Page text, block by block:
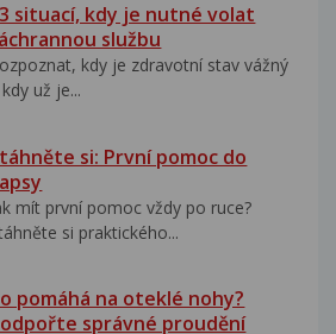
situací, kdy je nutné volat
službu
kdy je zdravotní stav vážný
už je...
si: První pomoc do
mít první pomoc vždy po ruce?
si praktického...
pomáhá na oteklé nohy?
správné proudění